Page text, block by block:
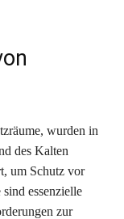
wurden in
des Kalten
um Schutz vor
essenzielle
zur